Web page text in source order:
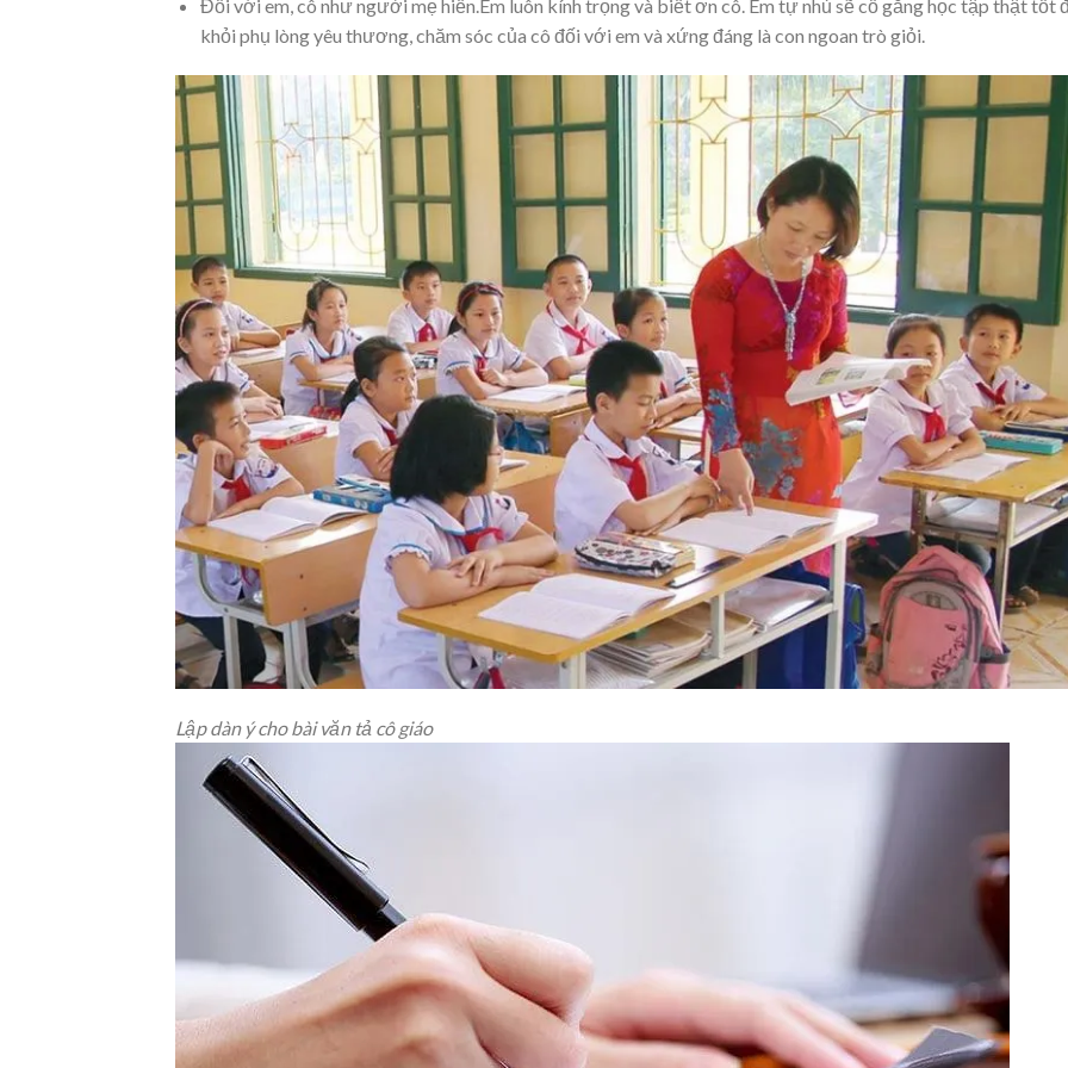
Đối với em, cô như người mẹ hiền.Em luôn kính trọng và biết ơn cô. Em tự nhủ sẽ cố gắng học tập thật tốt
khỏi phụ lòng yêu thương, chăm sóc của cô đối với em và xứng đáng là con ngoan trò giỏi.
Lập dàn ý cho bài văn tả cô giáo